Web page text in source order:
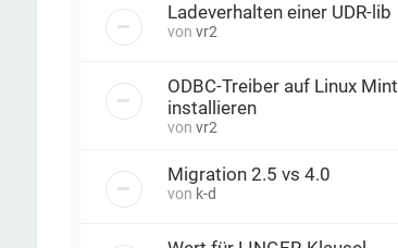
Ladeverhalten einer UDR-lib
von vr2
ODBC-Treiber auf Linux Mint
installieren
von vr2
Migration 2.5 vs 4.0
von k-d